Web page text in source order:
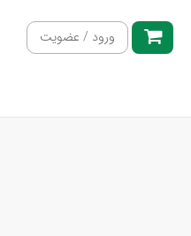
ورود / عضویت